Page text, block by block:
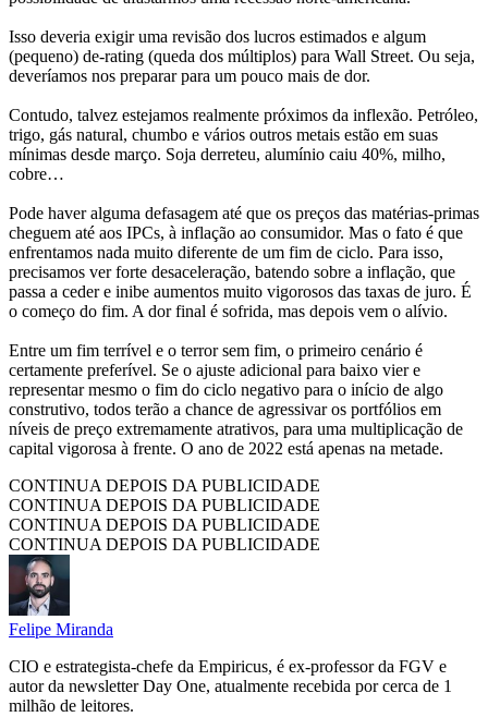
Isso deveria exigir uma revisão dos lucros estimados e algum
(pequeno) de-rating (queda dos múltiplos) para Wall Street. Ou seja,
deveríamos nos preparar para um pouco mais de dor.
Contudo, talvez estejamos realmente próximos da inflexão. Petróleo,
trigo, gás natural, chumbo e vários outros metais estão em suas
mínimas desde março. Soja derreteu, alumínio caiu 40%, milho,
cobre…
Pode haver alguma defasagem até que os preços das matérias-primas
cheguem até aos IPCs, à inflação ao consumidor. Mas o fato é que
enfrentamos nada muito diferente de um fim de ciclo. Para isso,
precisamos ver forte desaceleração, batendo sobre a inflação, que
passa a ceder e inibe aumentos muito vigorosos das taxas de juro. É
o começo do fim. A dor final é sofrida, mas depois vem o alívio.
Entre um fim terrível e o terror sem fim, o primeiro cenário é
certamente preferível. Se o ajuste adicional para baixo vier e
representar mesmo o fim do ciclo negativo para o início de algo
construtivo, todos terão a chance de agressivar os portfólios em
níveis de preço extremamente atrativos, para uma multiplicação de
capital vigorosa à frente. O ano de 2022 está apenas na metade.
CONTINUA DEPOIS DA PUBLICIDADE
CONTINUA DEPOIS DA PUBLICIDADE
CONTINUA DEPOIS DA PUBLICIDADE
CONTINUA DEPOIS DA PUBLICIDADE
Felipe Miranda
CIO e estrategista-chefe da Empiricus, é ex-professor da FGV e
autor da newsletter Day One, atualmente recebida por cerca de 1
milhão de leitores.